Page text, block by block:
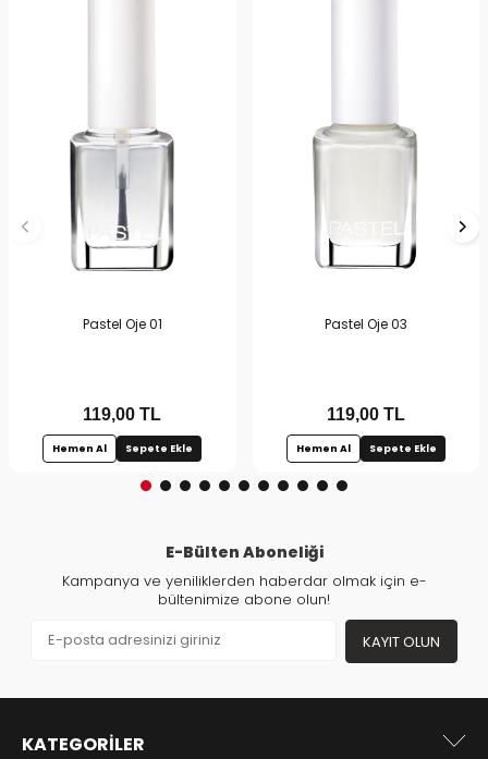
Pastel Oje 01
119,00 TL
Hemen Al Sepete Ekle
Pastel Oje 03
119,00TL
Hemen Al Sepete Ekle
E-Bülten Aboneliği
Kampanya ve yeniliklerden haberdar olmak için e-
bültenimize abone olun!
KAYIT OLUN
KATEGORILER